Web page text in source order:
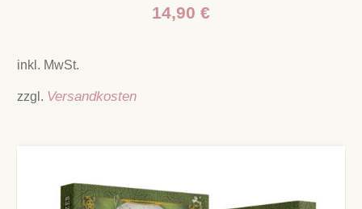
14,90 €
inkl. MwSt.
zzgl. Versandkosten